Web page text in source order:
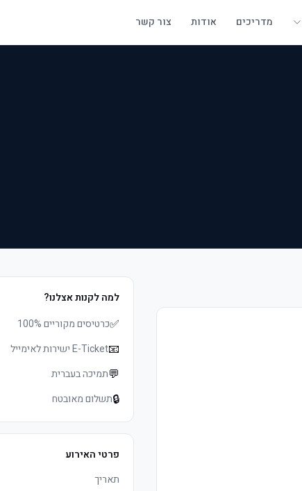
מדריכים אודות צור קשר
למה לקנות אצלנו?
✅כרטיסים מקוריים 100%
📧E-Ticket ישירות לאימייל
💬תמיכה בעברית
🔒תשלום מאובטח
פרטי האירוע
תאריך